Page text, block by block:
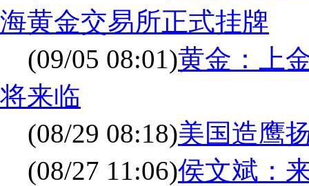
海黄金交易所正式挂牌
(09/05 08:01)黄金：上
将来临
(08/29 08:18)美国造鹰
(08/27 11:06)侯文斌：